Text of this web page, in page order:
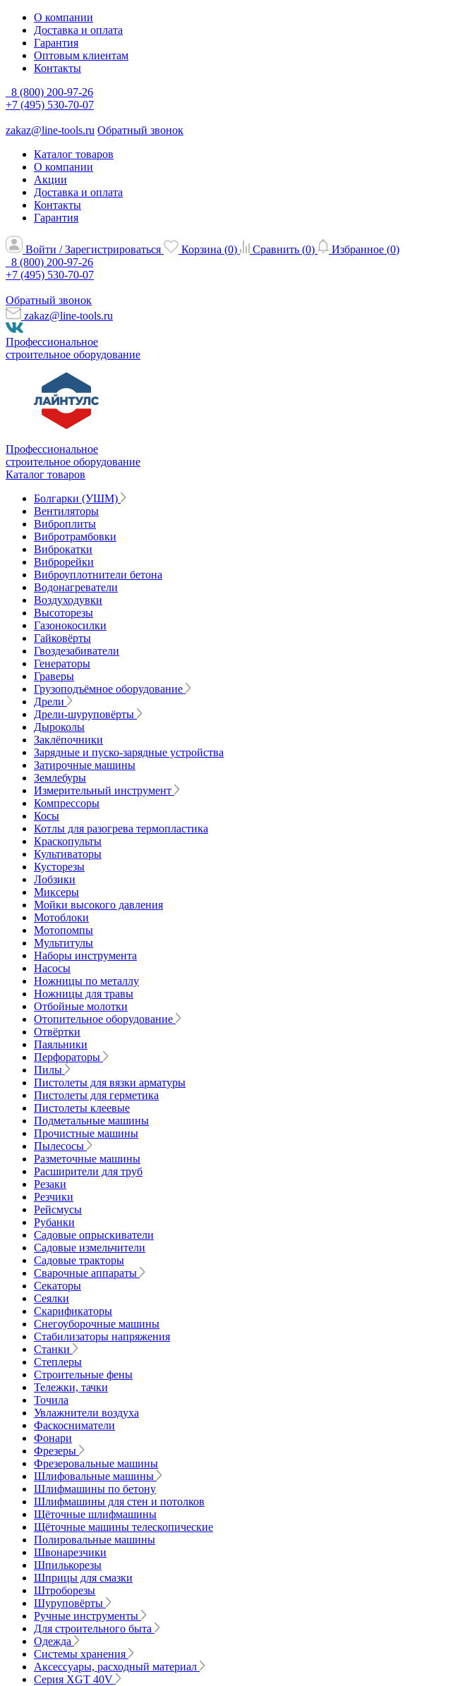
О компании
Доставка и оплата
Гарантия
Оптовым клиентам
Контакты
8 (800) 200-97-26
+7 (495) 530-70-07
zakaz@line-tools.ru Обратный звонок
Каталог товаров
О компании
Акции
Доставка и оплата
Контакты
Гарантия
Войти / Зарегистрироваться Корзина (0) Сравнить (0) Избранное (0)
8 (800) 200-97-26
+7 (495) 530-70-07
Обратный звонок
zakaz@line-tools.ru
Профессиональное
строительное оборудование
Профессиональное
строительное оборудование
Каталог товаров
Болгарки (УШМ)
Вентиляторы
Виброплиты
Вибротрамбовки
Виброкатки
Виброрейки
Виброуплотнители бетона
Водонагреватели
Воздуходувки
Высоторезы
Газонокосилки
Гайковёрты
Гвоздезабиватели
Генераторы
Граверы
Грузоподъёмное оборудование
Дрели
Дрели-шуруповёрты
Дыроколы
Заклёпочники
Зарядные и пуско-зарядные устройства
Затирочные машины
Землебуры
Измерительный инструмент
Компрессоры
Косы
Котлы для разогрева термопластика
Краскопульты
Культиваторы
Кусторезы
Лобзики
Миксеры
Мойки высокого давления
Мотоблоки
Мотопомпы
Мультитулы
Наборы инструмента
Насосы
Ножницы по металлу
Ножницы для травы
Отбойные молотки
Отопительное оборудование
Отвёртки
Паяльники
Перфораторы
Пилы
Пистолеты для вязки арматуры
Пистолеты для герметика
Пистолеты клеевые
Подметальные машины
Прочистные машины
Пылесосы
Разметочные машины
Расширители для труб
Резаки
Резчики
Рейсмусы
Рубанки
Садовые опрыскиватели
Садовые измельчители
Садовые тракторы
Сварочные аппараты
Секаторы
Сеялки
Скарификаторы
Снегоуборочные машины
Стабилизаторы напряжения
Станки
Степлеры
Строительные фены
Тележки, тачки
Точила
Увлажнители воздуха
Фаскосниматели
Фонари
Фрезеры
Фрезеровальные машины
Шлифовальные машины
Шлифмашины по бетону
Шлифмашины для стен и потолков
Щёточные шлифмашины
Щёточные машины телескопические
Полировальные машины
Швонарезчики
Шпилькорезы
Шприцы для смазки
Штроборезы
Шуруповёрты
Ручные инструменты
Для строительного быта
Одежда
Системы хранения
Аксессуары, расходный материал
Серия XGT 40V